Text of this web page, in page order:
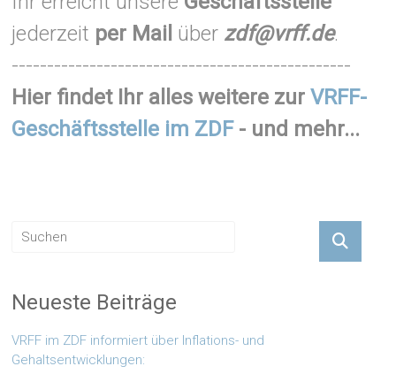
jederzeit per Mail über zdf@vrff.de.
------------------------------------------------
Hier findet Ihr alles weitere zurVRFF-
Geschäftsstelle im ZDF- und mehr...
Neueste Beiträge
VRFF im ZDF informiert über Inflations- und
Gehaltsentwicklungen: